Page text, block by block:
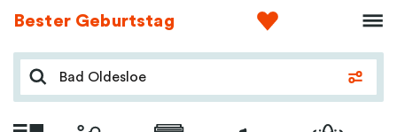
Bester Geburtstag